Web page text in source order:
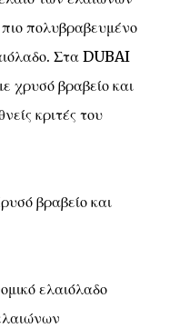
πολυβραβευμένο
Στα DUBAI
χρυσό βραβείο και
κριτές του
βραβείο και
ελαιόλαδο